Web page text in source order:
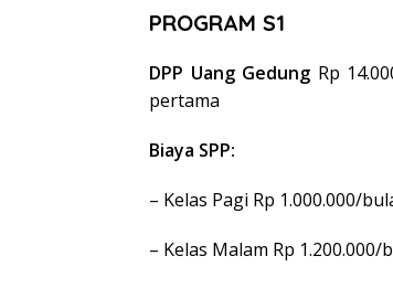
PROGRAM S1
DPP Uang Gedung Rp
pertama
Biaya SPP:
– Kelas Pagi Rp 1.000.000/
– Kelas Malam Rp 1.200.000/